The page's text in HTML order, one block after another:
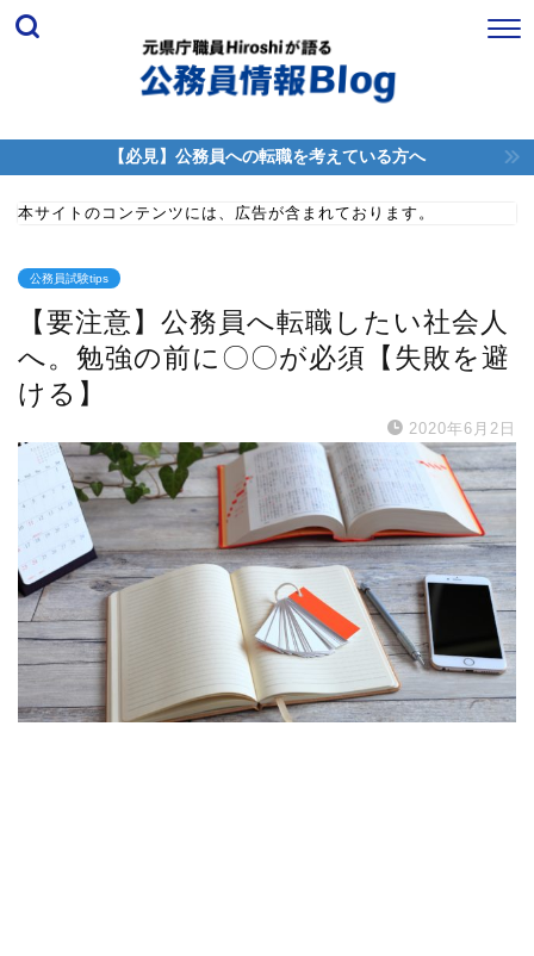
【必見】公務員への転職を考えている方へ
本サイトのコンテンツには、広告が含まれております。
公務員試験tips
【要注意】公務員へ転職したい社会人
へ。勉強の前に〇〇が必須【失敗を避
ける】
2020年6月2日